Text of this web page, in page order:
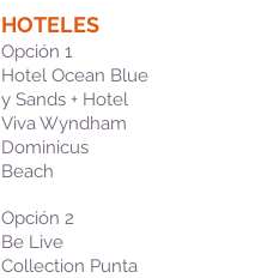
HOTELES
Opción 1
Hotel Ocean Blue
y Sands + Hotel
Viva Wyndham
Dominicus
Beach
Opción 2
Be Live
Collection Punta